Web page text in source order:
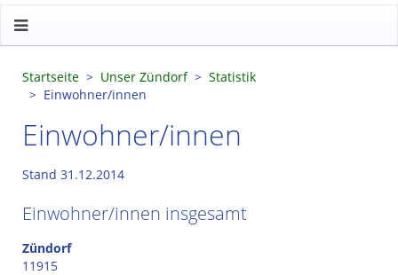
Startseite Unser Zündorf
Statistik
Einwohner/innen
Einwohner/innen
Stand 31.12.2014
Einwohner/innen insgesamt
Zündorf
11915